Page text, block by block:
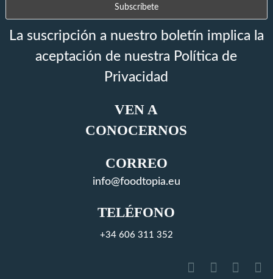
La suscripción a nuestro boletín implica la
aceptación de nuestra Política de
Privacidad
VEN A
CONOCERNOS
CORREO
info@foodtopia.eu
TELÉFONO
+34 606 311 352